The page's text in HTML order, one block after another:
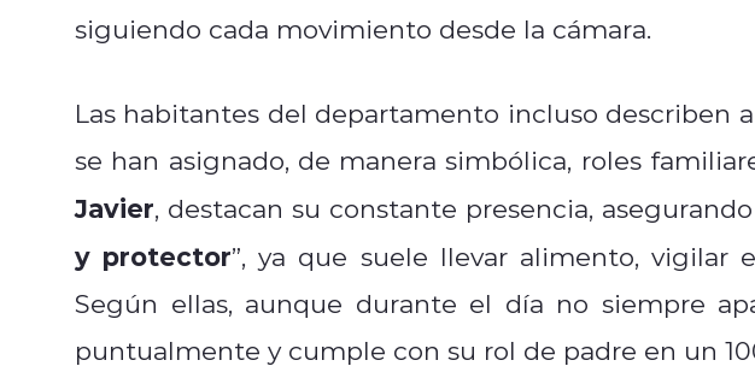
siguiendo cada movimiento desde la cámara.
Las habitantes del departamento incluso describen a
se han asignado, de manera simbólica, roles
Javier, destacan su constante presencia,
y protector”, ya que suele llevar alimento, vigilar
Según ellas, aunque durante el día no siempre
puntualmente y cumple con su rol de padre en un